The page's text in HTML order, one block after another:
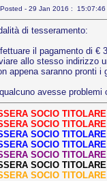
Posted - 29 Jan 2016 : 15:07:46
di tesseramento:
il pagamento di €
allo stesso indirizzo
appena saranno pronti i
avesse
SOCIO TITOLARE
SOCIO
SOCIO TITOLARE
SOCIO TITOLARE
SOCIO TITOLARE
SOCIO TITOLARE
SOCIO TITOLARE